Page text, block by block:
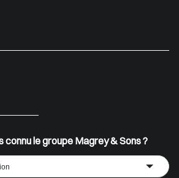
le groupe Magrey & Sons ?